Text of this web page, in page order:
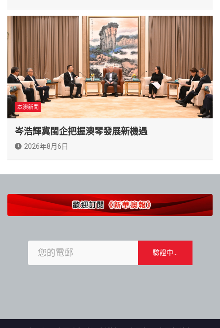
本澳新聞
岑浩輝冀閩企把握澳琴發展新機遇
2026年8月6日